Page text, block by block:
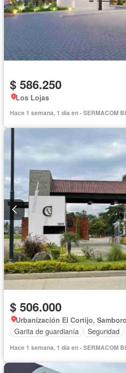
$ 586.250
Los Lojas
Hace 1 semana, 1 día en - SERMACOM
$ 506.000
Urbanización El Cortijo,
Garita de guardianía
Seguridad
Hace 1 semana, 1 día en - SERMACOM